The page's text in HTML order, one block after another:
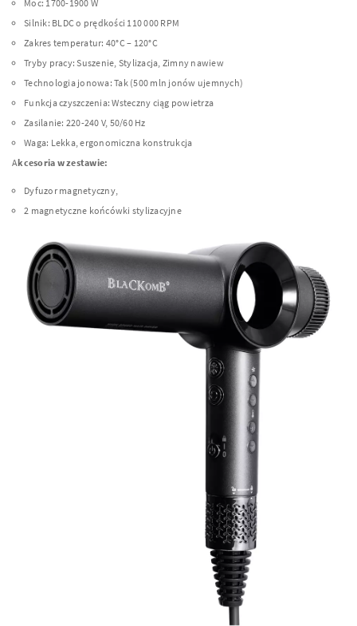
Moc: 1700-1900 W
Silnik: BLDC o prędkości 110 000 RPM
Zakres temperatur: 40°C – 120°C
Tryby pracy: Suszenie, Stylizacja, Zimny nawiew
Technologia jonowa: Tak (500 mln jonów ujemnych)
Funkcja czyszczenia: Wsteczny ciąg powietrza
Zasilanie: 220-240 V, 50/60 Hz
Waga: Lekka, ergonomiczna konstrukcja
Akcesoria w zestawie:
Dyfuzor magnetyczny,
2 magnetyczne końcówki stylizacyjne